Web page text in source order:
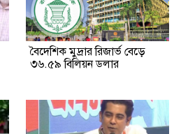
বৈদেশিক মুদ্রার রিজার্ভ বেড়ে
৩৬.৫৯ বিলিয়ন ডলার